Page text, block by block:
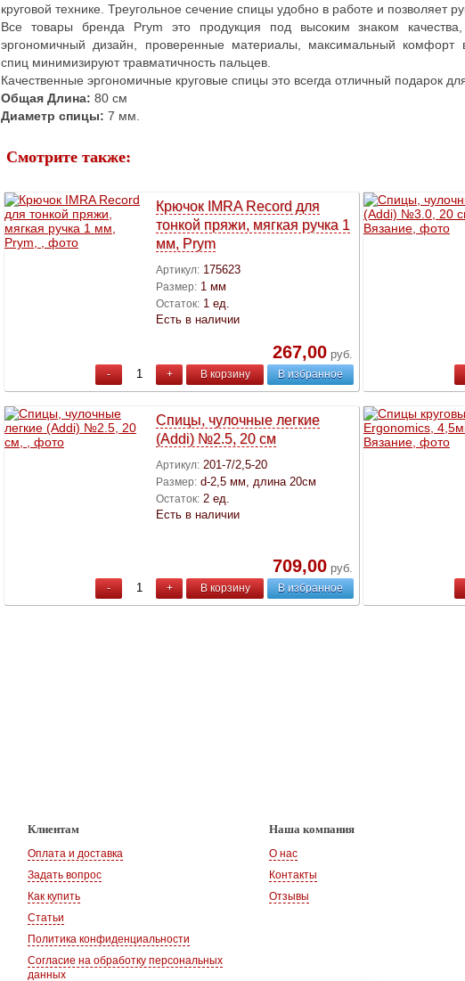
круговой технике. Треугольное сечение спицы удобно в работе и позволяет
Все товары бренда Prym это продукция под высоким знаком
эргономичный дизайн, проверенные материалы, максимальный
спиц минимизируют травматичность пальцев.
Качественные эргономичные круговые спицы это всегда отличный подарок
Общая Длина: 80 см
Диаметр спицы: 7 мм.
Смотрите также:
Крючок IMRA Record для
тонкой пряжи, мягкая ручка 1
мм, Prym
Артикул: 175623
Размер: 1 мм
Остаток: 1 ед.
Есть в наличии
267,00 руб.
- + В корзину В избранное
Спицы, чулочные легкие
(Addi) №2.5, 20 см
Артикул: 201-7/2,5-20
Размер: d-2,5 мм, длина 20см
Остаток: 2 ед.
Есть в наличии
709,00 руб.
- + В корзину В избранное
Клиентам
Оплата и доставка
Задать вопрос
Как купить
Статьи
Политика конфиденциальности
Согласие на обработку персональных
данных
Наша компания
О нас
Контакты
Отзывы